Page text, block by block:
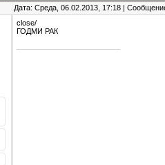
Дата: Среда, 06.02.2013, 17:18 |
close/
ГОДМИ РАК